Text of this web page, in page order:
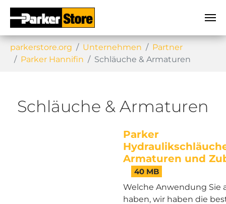
Sie sind hier:
parkerstore.org Unternehmen
Partner
Parker Hannifin
Schläuche & Armaturen
Schläuche & Armaturen
Parker
Armaturen und
40 MB
Welche Anwendung Sie
haben, wir haben die